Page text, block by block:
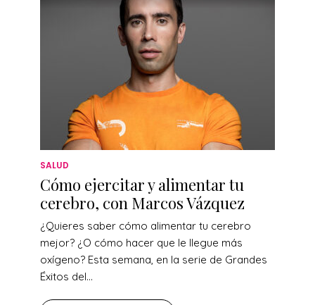
SALUD
Cómo ejercitar y alimentar tu
cerebro, con Marcos Vázquez
¿Quieres saber cómo alimentar tu cerebro
mejor? ¿O cómo hacer que le llegue más
oxígeno? Esta semana, en la serie de Grandes
Éxitos del...